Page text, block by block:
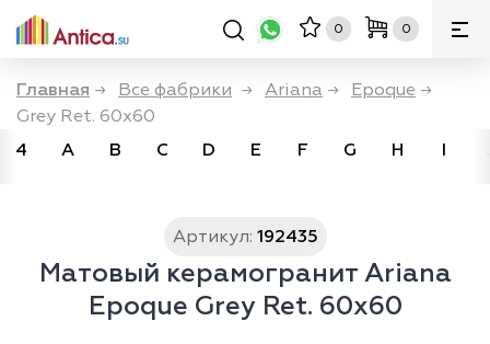
0 0
Главная → Все фабрики → Ariana → Epoque →
Grey Ret. 60x60
4
A B C D E F G H I
Артикул: 192435
Матовый керамогранит Ariana
Epoque Grey Ret. 60x60